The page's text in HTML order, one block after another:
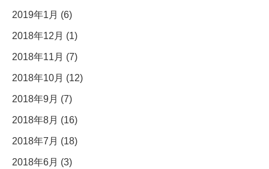
2019年1月 (6)
2018年12月 (1)
2018年11月 (7)
2018年10月 (12)
2018年9月 (7)
2018年8月 (16)
2018年7月 (18)
2018年6月 (3)